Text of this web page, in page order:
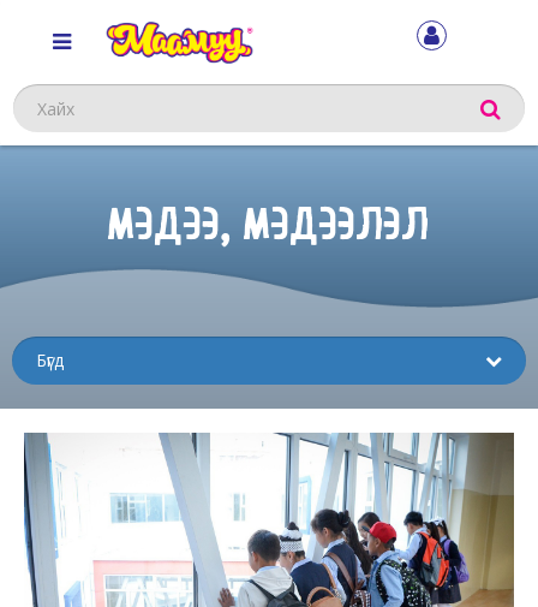
Хайх
МЭДЭЭ, МЭДЭЭЛЭЛ